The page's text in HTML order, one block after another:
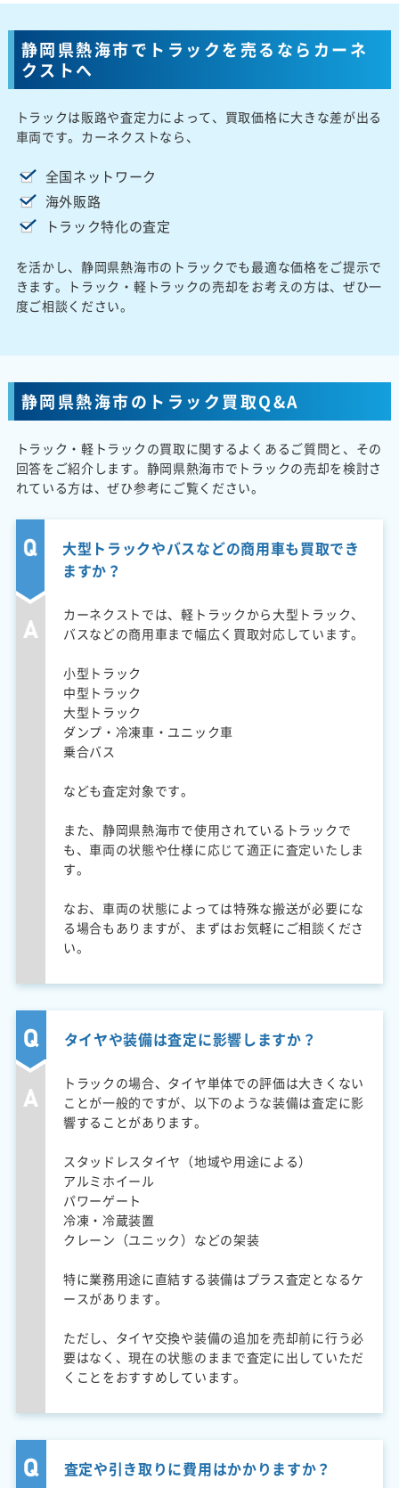
静岡県熱海市でトラックを売るならカーネ
クストへ
トラックは販路や査定力によって、買取価格に大きな差が出る
車両です。カーネクストなら、
全国ネットワーク
海外販路
トラック特化の査定
を活かし、静岡県熱海市のトラックでも最適な価格をご提示で
きます。トラック・軽トラックの売却をお考えの方は、ぜひ一
度ご相談ください。
静岡県熱海市のトラック買取Q&A
トラック・軽トラックの買取に関するよくあるご質問と、その
回答をご紹介します。静岡県熱海市でトラックの売却を検討さ
れている方は、ぜひ参考にご覧ください。
大型トラックやバスなどの商用車も買取でき
ますか？
カーネクストでは、軽トラックから大型トラック、
バスなどの商用車まで幅広く買取対応しています。
小型トラック
中型トラック
大型トラック
ダンプ・冷凍車・ユニック車
乗合バス
なども査定対象です。
また、静岡県熱海市で使用されているトラックで
も、車両の状態や仕様に応じて適正に査定いたしま
す。
なお、車両の状態によっては特殊な搬送が必要にな
る場合もありますが、まずはお気軽にご相談くださ
い。
タイヤや装備は査定に影響しますか？
トラックの場合、タイヤ単体での評価は大きくない
ことが一般的ですが、以下のような装備は査定に影
響することがあります。
スタッドレスタイヤ（地域や用途による）
アルミホイール
パワーゲート
冷凍・冷蔵装置
クレーン（ユニック）などの架装
特に業務用途に直結する装備はプラス査定となるケ
ースがあります。
ただし、タイヤ交換や装備の追加を売却前に行う必
要はなく、現在の状態のままで査定に出していただ
くことをおすすめしています。
査定や引き取りに費用はかかりますか？